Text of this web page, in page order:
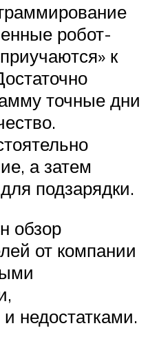
робот-
к
точные дни
а затем
подзарядки.
обзор
от компании
недостатками.